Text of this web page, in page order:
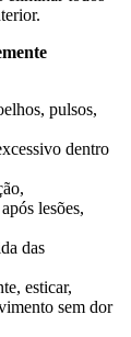
pulsos,
dentro
lesões,
das
esticar,
sem dor